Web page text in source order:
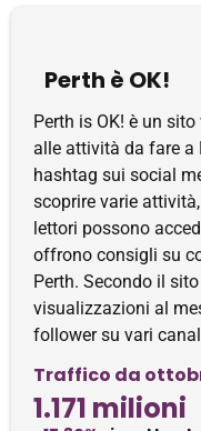
Perth è OK!
Perth is OK! è un
alle attività da fare a
hashtag sui social
scoprire varie
lettori possono
offrono consigli su
Perth. Secondo il
visualizzazioni al
follower su vari
Traffico da
1.171 milioni